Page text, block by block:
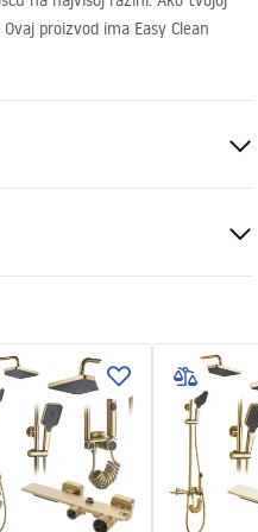
proizvod ima Easy Clean
podu
montażu kabiny